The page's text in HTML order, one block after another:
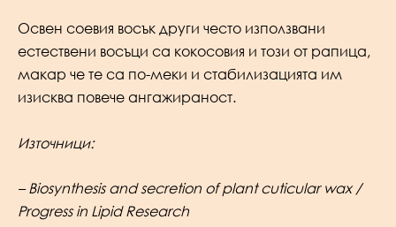
Освен соевия восък други често използвани
естествени восъци са кокосовия и този от рапица,
макар че те са по-меки и стабилизацията им
изисква повече ангажираност.
Източници:
– Biosynthesis and secretion of plant cuticular wax /
Progress in Lipid Research